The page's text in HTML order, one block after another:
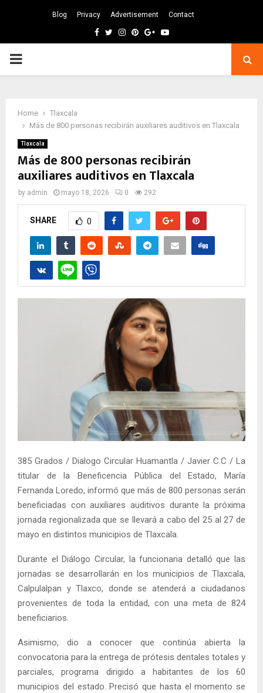
Blog Privacy Advertisement Contact
Facebook
TwitterInstagram
Pinterest
GoogleYoutube
PRIMARY
Home
Tlaxcala
Más de 800 personas recibirán auxiliares auditivos en Tlaxcala
Tlaxcala
Más de 800 personas recibirán
auxiliares auditivos en Tlaxcala
by admin mayo 18, 2026 0 292
SHARE 0
385 Grados / Dialogo Circular Huamantla / Javier C.C / La
titular de la Beneficencia Pública del Estado, María
Fernanda Loredo, informó que más de 800 personas serán
beneficiadas con auxiliares auditivos durante la próxima
jornada regionalizada que se llevará a cabo del 25 al 27 de
mayo en distintos municipios de Tlaxcala.
Durante el Diálogo Circular, la funcionaria detalló que las
jornadas se desarrollarán en los municipios de Tlaxcala,
Calpulalpan y Tlaxco, donde se atenderá a ciudadanos
provenientes de toda la entidad, con una meta de 824
beneficiarios.
Asimismo, dio a conocer que continúa abierta la
convocatoria para la entrega de prótesis dentales totales y
parciales, programa dirigido a habitantes de los 60
municipios del estado. Precisó que hasta el momento se